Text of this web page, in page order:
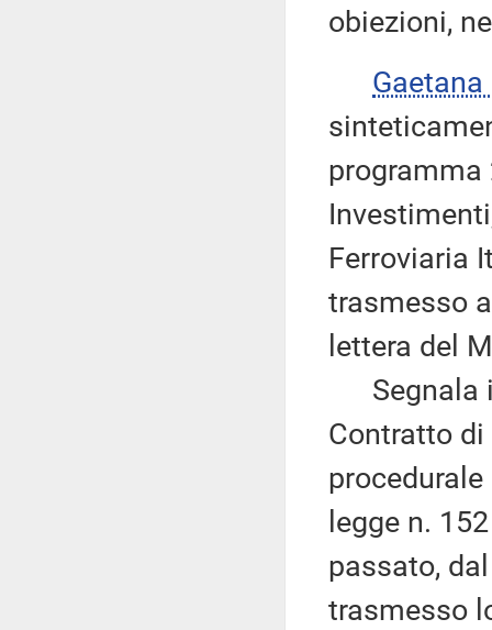
obiezioni,
Gaetana
programma
Ferroviaria
trasmesso
lettera del
Segnala
Contratto
legge n.
passato,
trasmesso